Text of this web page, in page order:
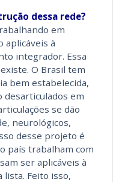
dessa rede?
em
aplicáveis à
integrador. Essa
O Brasil tem
bem estabelecida,
desarticulados em
se dão
neurológicos,
desse projeto é
país trabalham com
ser aplicáveis à
lista. Feito isso,